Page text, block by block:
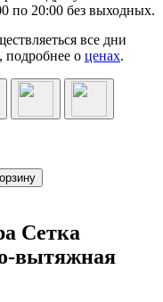
20:00 без выходных.
все дни
подробнее о ценах.
Сетка
вытяжная